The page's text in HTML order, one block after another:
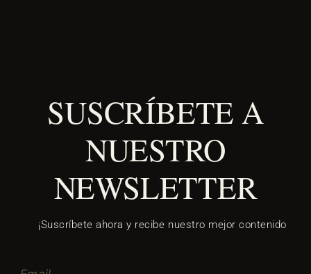
SUSCRÍBETE A
NUESTRO
NEWSLETTER
¡Suscríbete ahora y recibe nuestro mejor contenido